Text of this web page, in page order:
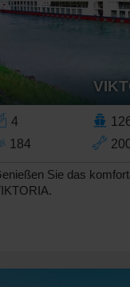
4
184
Sie das